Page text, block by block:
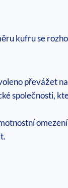
kufru se
převážet
společnosti,